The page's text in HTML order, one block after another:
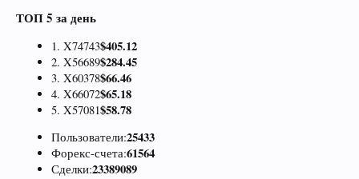
ТОП 5 за день
1. X74743$405.12
2. X56689$284.45
3. X60378$66.46
4. X66072$65.18
5. X57081$58.78
Пользователи:25433
Форекс-счета:61564
Сделки:23389089